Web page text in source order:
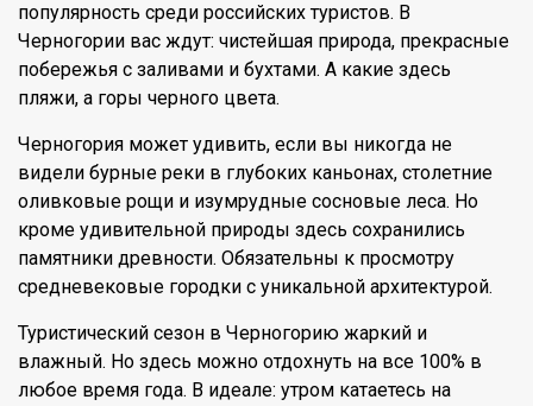
популярность среди российских туристов. В
Черногории вас ждут: чистейшая природа, прекрасные
побережья с заливами и бухтами. А какие здесь
пляжи, а горы черного цвета.
Черногория может удивить, если вы никогда не
видели бурные реки в глубоких каньонах, столетние
оливковые рощи и изумрудные сосновые леса. Но
кроме удивительной природы здесь сохранились
памятники древности. Обязательны к просмотру
средневековые городки с уникальной архитектурой.
Туристический сезон в Черногорию жаркий и
влажный. Но здесь можно отдохнуть на все 100% в
любое время года. В идеале: утром катаетесь на